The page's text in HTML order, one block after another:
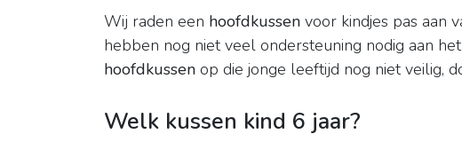
Wij raden een hoofdkussen voor kindjes pas aan
hebben nog niet veel ondersteuning nodig aan
hoofdkussen op die jonge leeftijd nog niet veilig,
Welk kussen kind 6 jaar?